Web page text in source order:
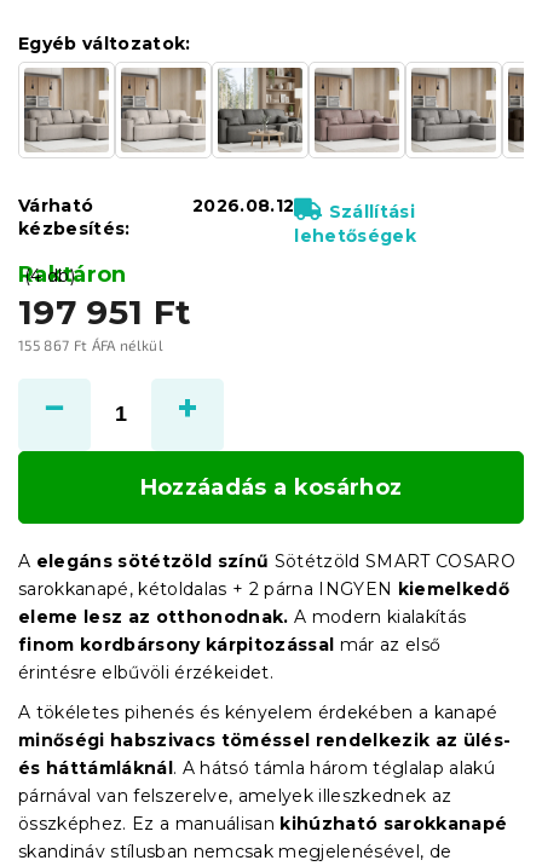
197 951 Ft
155 867 Ft ÁFA nélkül
Raktáron
(4 db)
Egyéb változatok:
Várható
kézbesítés:
2026.08.12
Szállítási
lehetőségek
Hozzáadás a kosárhoz
A elegáns sötétzöld színű Sötétzöld SMART COSARO
sarokkanapé, kétoldalas + 2 párna INGYEN kiemelkedő
eleme lesz az otthonodnak. A modern kialakítás
finom kordbársony kárpitozással már az első
érintésre elbűvöli érzékeidet.
A tökéletes pihenés és kényelem érdekében a kanapé
minőségi habszivacs töméssel rendelkezik az ülés-
és háttámláknál. A hátsó támla három téglalap alakú
párnával van felszerelve, amelyek illeszkednek az
összképhez. Ez a manuálisan kihúzható sarokkanapé
skandináv stílusban nemcsak megjelenésével, de